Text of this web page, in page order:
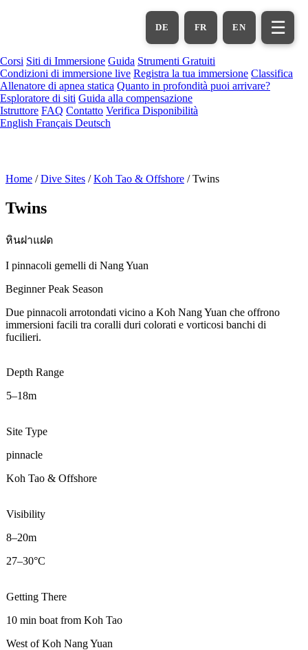
EN
FR
DE ☰
Corsi Siti di Immersione Guida Strumenti Gratuiti
Condizioni di immersione live Registra la tua immersione Classifica
Allenatore di apnea statica Quanto in profondità puoi arrivare?
Esploratore di siti Guida alla compensazione
Istruttore FAQ Contatto Verifica Disponibilità
English Français Deutsch
Home / Dive Sites / Koh Tao & Offshore / Twins
Twins
หินฝาแฝด
I pinnacoli gemelli di Nang Yuan
BeginnerPeak Season
Due pinnacoli arrotondati vicino a Koh Nang Yuan che offrono
immersioni facili tra coralli duri colorati e vorticosi banchi di
fucilieri.
Depth Range
5–18m
Site Type
pinnacle
Koh Tao & Offshore
Visibility
8–20m
27–30°C
Getting There
10 min boat from Koh Tao
West of Koh Nang Yuan